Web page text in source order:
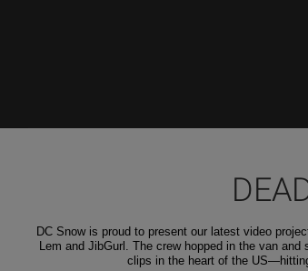
DC Snow is proud to present our latest video
Lem and JibGurl. The crew hopped in the van
clips in the heart of the